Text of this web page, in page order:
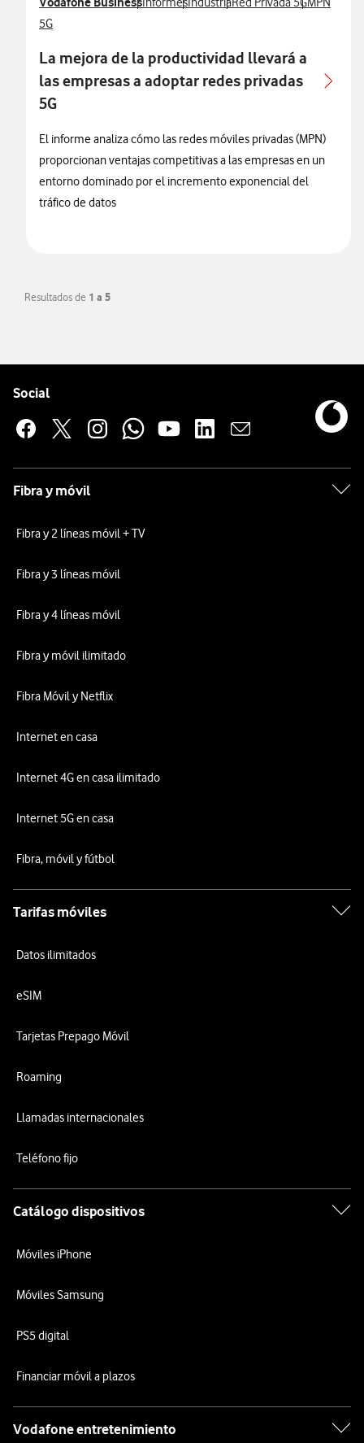
Ver más notas de prensa relacionados con
5G
La mejora de la productividad llevará a
las empresas a adoptar redes privadas
5G
El informe analiza cómo las redes móviles privadas (MPN)
proporcionan ventajas competitivas a las empresas en un
entorno dominado por el incremento exponencial del
tráfico de datos
Resultados de 1 a 5
Social
Fibra y móvil
Fibra y 2 líneas móvil + TV
Fibra y 3 líneas móvil
Fibra y 4 líneas móvil
Fibra y móvil ilimitado
Fibra Móvil y Netflix
Internet en casa
Internet 4G en casa ilimitado
Internet 5G en casa
Fibra, móvil y fútbol
Tarifas móviles
Datos ilimitados
eSIM
Tarjetas Prepago Móvil
Roaming
Llamadas internacionales
Teléfono fijo
Catálogo dispositivos
Móviles iPhone
Móviles Samsung
PS5 digital
Financiar móvil a plazos
Vodafone entretenimiento